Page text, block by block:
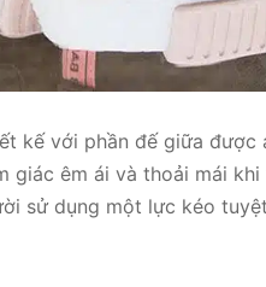
kế với phần đế giữa được
giác êm ái và thoải mái
sử dụng một lực kéo